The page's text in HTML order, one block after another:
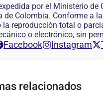
por el Ministerio de
de Colombia. Conforme a
la reproducción total o
o electrónico, sin
Facebook Instagram
relacionados